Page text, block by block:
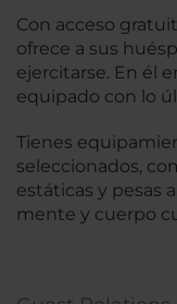
Con acceso
ofrece a sus
ejercitarse. En él
equipado con lo
Tienes
seleccionados,
estáticas y pesas
mente y cuerpo